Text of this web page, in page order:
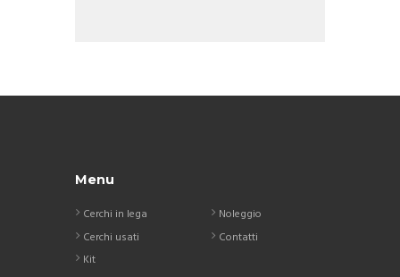
Menu
Cerchi in lega
Cerchi usati
Kit
Noleggio
Contatti